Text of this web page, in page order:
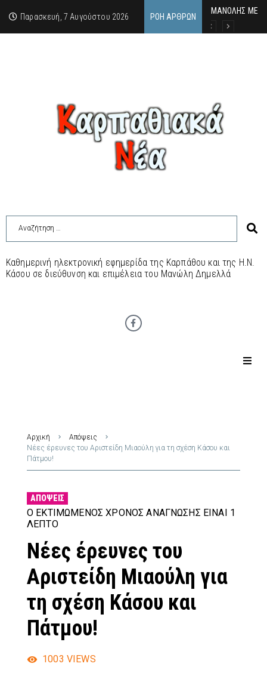
Παρασκευή, 7 Αυγούστου 2026 ΡΟΉ ΆΡΘΡΩΝ
MΑΝΟΛΗΣ
ΕΚΔΗΛΩΣΗ
Κάθε
Καθημερινή ηλεκτρονική εφημερίδα της Καρπάθου και της Η.Ν.
Κάσου σε διεύθυνση και επιμέλεια του Μανώλη Δημελλά
Αρχική
Απόψεις
Νέες έρευνες του Αριστείδη Μιαούλη για τη σχέση Κάσου και
Πάτμου!
ΑΠΌΨΕΙΣ
Ο ΕΚΤΙΜΏΜΕΝΟΣ ΧΡΌΝΟΣ ΑΝΆΓΝΩΣΗΣ ΕΊΝΑΙ 1
ΛΕΠΤΌ
Νέες έρευνες του
Αριστείδη Μιαούλη για
τη σχέση Κάσου και
Πάτμου!
1003 VIEWS